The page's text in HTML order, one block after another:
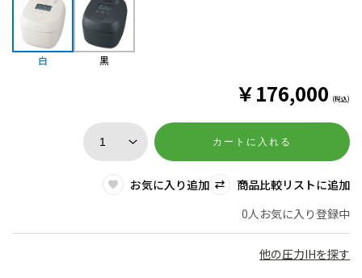
白 黒
￥176,000 (税込)
カートに入れる
お気に入り追加
商品比較リストに追加
0人お気に入り登録中
他の圧力IHを探す